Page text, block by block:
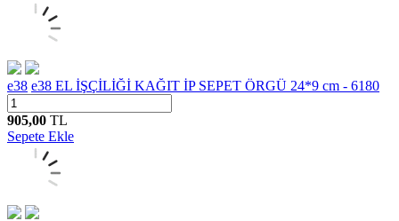
e38 e38 EL İŞÇİLİĞİ KAĞIT İP SEPET ÖRGÜ 24*9 cm - 6180
905,00 TL
Sepete Ekle